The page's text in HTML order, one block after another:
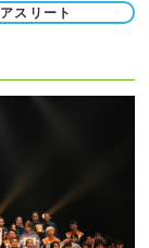
スリート